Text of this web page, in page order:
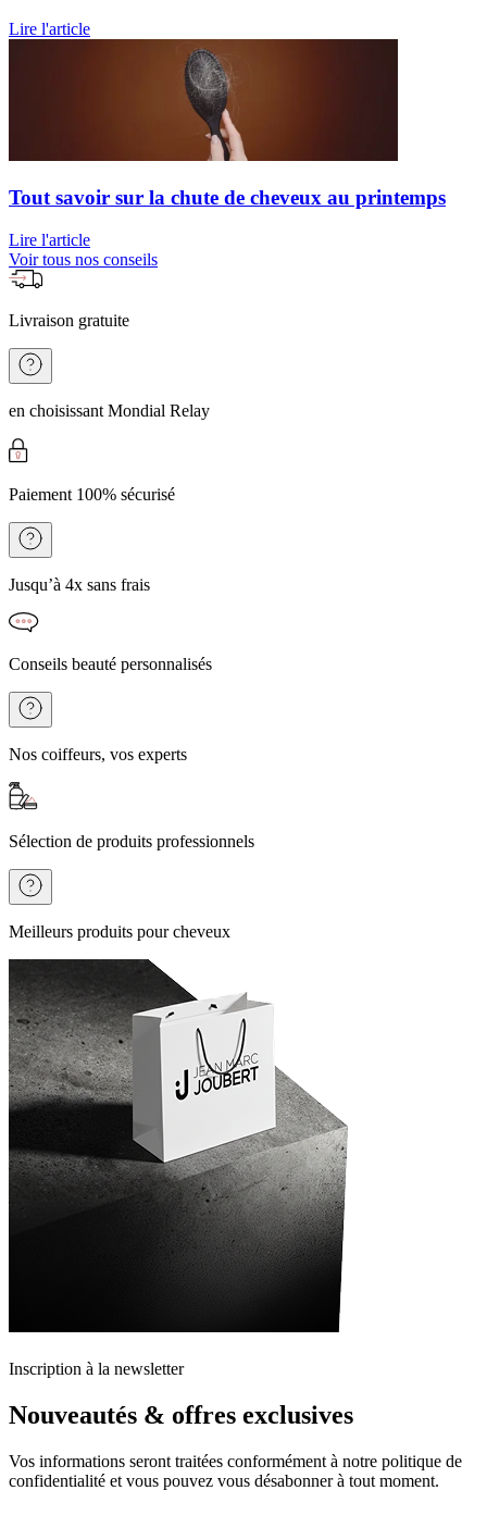
Lire l'article
Tout savoir sur la chute de cheveux au printemps
Lire l'article
Voir tous nos conseils
Livraison gratuite
en choisissant Mondial Relay
Paiement 100% sécurisé
Jusqu’à 4x sans frais
Conseils beauté personnalisés
Nos coiffeurs, vos experts
Sélection de produits professionnels
Meilleurs produits pour cheveux
Inscription à la newsletter
Nouveautés & offres exclusives
Vos informations seront traitées conformément à notre politique de
confidentialité et vous pouvez vous désabonner à tout moment.